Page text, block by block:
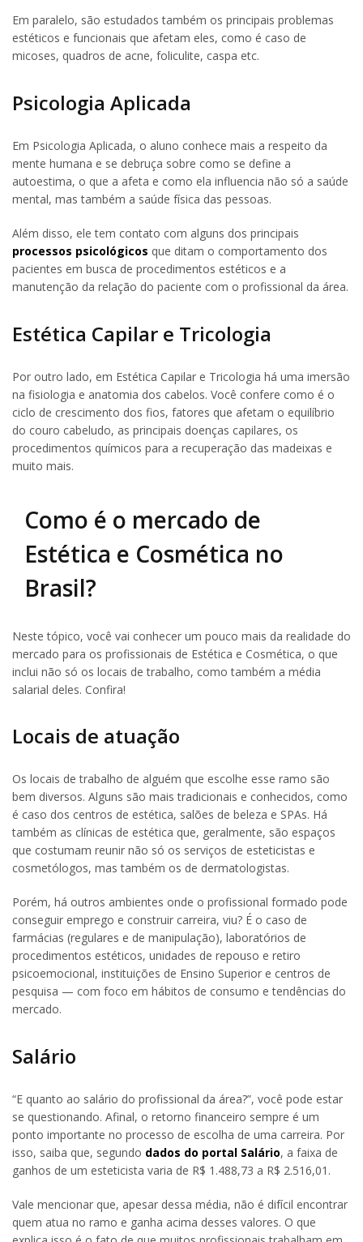
Em paralelo, são estudados também os principais problemas
estéticos e funcionais que afetam eles, como é caso de
micoses, quadros de acne, foliculite, caspa etc.
Psicologia Aplicada
Em Psicologia Aplicada, o aluno conhece mais a respeito da
mente humana e se debruça sobre como se define a
autoestima, o que a afeta e como ela influencia não só a saúde
mental, mas também a saúde física das pessoas.
Além disso, ele tem contato com alguns dos principais
processos psicológicos que ditam o comportamento dos
pacientes em busca de procedimentos estéticos e a
manutenção da relação do paciente com o profissional da área.
Estética Capilar e Tricologia
Por outro lado, em Estética Capilar e Tricologia há uma imersão
na fisiologia e anatomia dos cabelos. Você confere como é o
ciclo de crescimento dos fios, fatores que afetam o equilíbrio
do couro cabeludo, as principais doenças capilares, os
procedimentos químicos para a recuperação das madeixas e
muito mais.
Como é o mercado de
Estética e Cosmética no
Brasil?
Neste tópico, você vai conhecer um pouco mais da realidade do
mercado para os profissionais de Estética e Cosmética, o que
inclui não só os locais de trabalho, como também a média
salarial deles. Confira!
Locais de atuação
Os locais de trabalho de alguém que escolhe esse ramo são
bem diversos. Alguns são mais tradicionais e conhecidos, como
é caso dos centros de estética, salões de beleza e SPAs. Há
também as clínicas de estética que, geralmente, são espaços
que costumam reunir não só os serviços de esteticistas e
cosmetólogos, mas também os de dermatologistas.
Porém, há outros ambientes onde o profissional formado pode
conseguir emprego e construir carreira, viu? É o caso de
farmácias (regulares e de manipulação), laboratórios de
procedimentos estéticos, unidades de repouso e retiro
psicoemocional, instituições de Ensino Superior e centros de
pesquisa — com foco em hábitos de consumo e tendências do
mercado.
Salário
“E quanto ao salário do profissional da área?”, você pode estar
se questionando. Afinal, o retorno financeiro sempre é um
ponto importante no processo de escolha de uma carreira. Por
isso, saiba que, segundo dados do portal Salário, a faixa de
ganhos de um esteticista varia de R$ 1.488,73 a R$ 2.516,01.
Vale mencionar que, apesar dessa média, não é difícil encontrar
quem atua no ramo e ganha acima desses valores. O que